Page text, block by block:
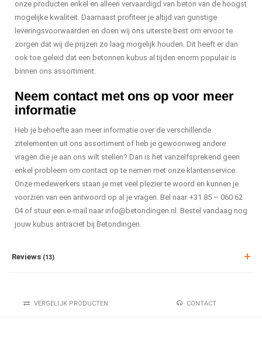
onze producten enkel en alleen vervaardigd van beton van de hoogst
mogelijke kwaliteit. Daarnaast profiteer je altijd van gunstige
leveringsvoorwaarden en doen wij ons uiterste best om ervoor te
zorgen dat wij de prijzen zo laag mogelijk houden. Dit heeft er dan
ook toe geleid dat een betonnen kubus al tijden enorm populair is
binnen ons assortiment.
Neem contact met ons op voor meer
informatie
Heb je behoefte aan meer informatie over de verschillende
zitelementen uit ons assortiment of heb je gewoonweg andere
vragen die je aan ons wilt stellen? Dan is het vanzelfsprekend geen
enkel probleem om contact op te nemen met onze klantenservice.
Onze medewerkers staan je met veel plezier te woord en kunnen je
voorzien van een antwoord op al je vragen. Bel naar +31 85 – 060 62
04 of stuur een e-mail naar info@betondingen.nl . Bestel vandaag nog
jouw kubus antraciet bij Betondingen.
Reviews (13)
VERGELIJK PRODUCTEN CONTACT